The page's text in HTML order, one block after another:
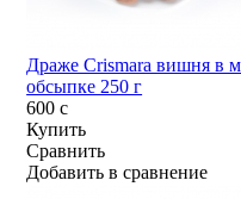
Драже Crismara вишня в
обсыпке 250 г
600c
Купить
Сравнить
Добавить в сравнение